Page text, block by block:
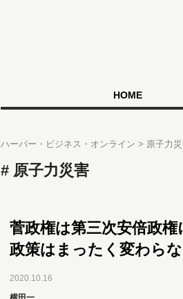
HOME
ハーバー・ビジネス・オンライン 原子力
原子力災害
菅政権は第三次安倍政
政策はまったく変わら
2020.10.16